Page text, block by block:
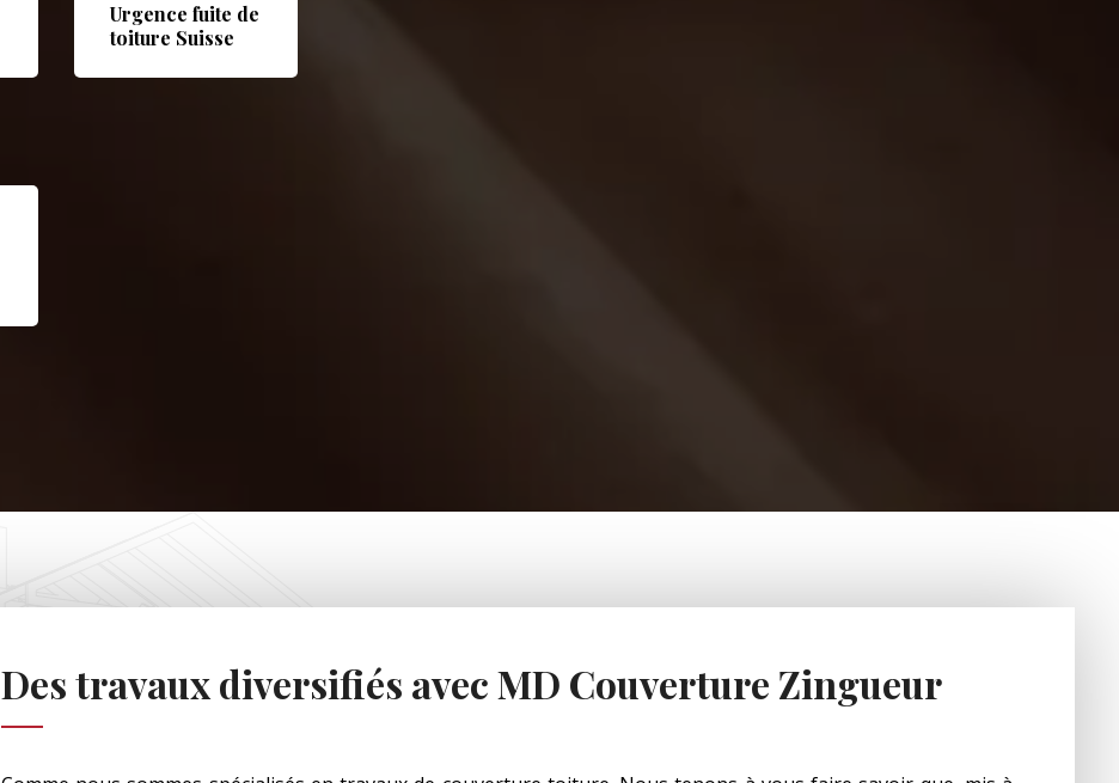
Urgence fuite de
toiture Suisse
Des travaux diversifiés avec MD Couverture Zingueur